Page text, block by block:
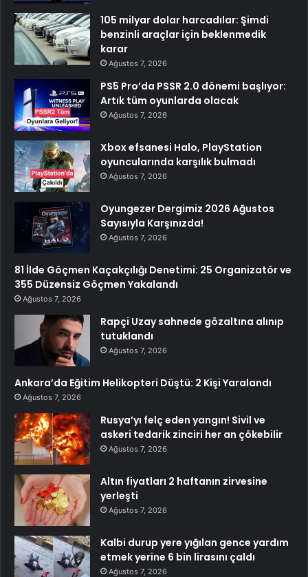
105 milyar dolar harcadılar: Şimdi
benzinli araçlar için beklenmedik
karar
Ağustos 7, 2026
PS5 Pro’da PSSR 2.0 dönemi başlıyor:
Artık tüm oyunlarda olacak
Ağustos 7, 2026
Xbox efsanesi Halo, PlayStation
oyuncularında karşılık bulmadı
Ağustos 7, 2026
Oyungezer Dergimiz 2026 Ağustos
Sayısıyla Karşınızda!
Ağustos 7, 2026
81 İlde Göçmen Kaçakçılığı Denetimi: 25 Organizatör ve
355 Düzensiz Göçmen Yakalandı
Ağustos 7, 2026
Rapçi Uzay sahnede gözaltına alınıp
tutuklandı
Ağustos 7, 2026
Ankara’da Eğitim Helikopteri Düştü: 2 Kişi Yaralandı
Ağustos 7, 2026
Rusya’yı felç eden yangın! Sivil ve
askeri tedarik zinciri her an çökebilir
Ağustos 7, 2026
Altın fiyatları 2 haftanın zirvesine
yerleşti
Ağustos 7, 2026
Kalbi durup yere yığılan gence yardım
etmek yerine 6 bin lirasını çaldı
Ağustos 7, 2026